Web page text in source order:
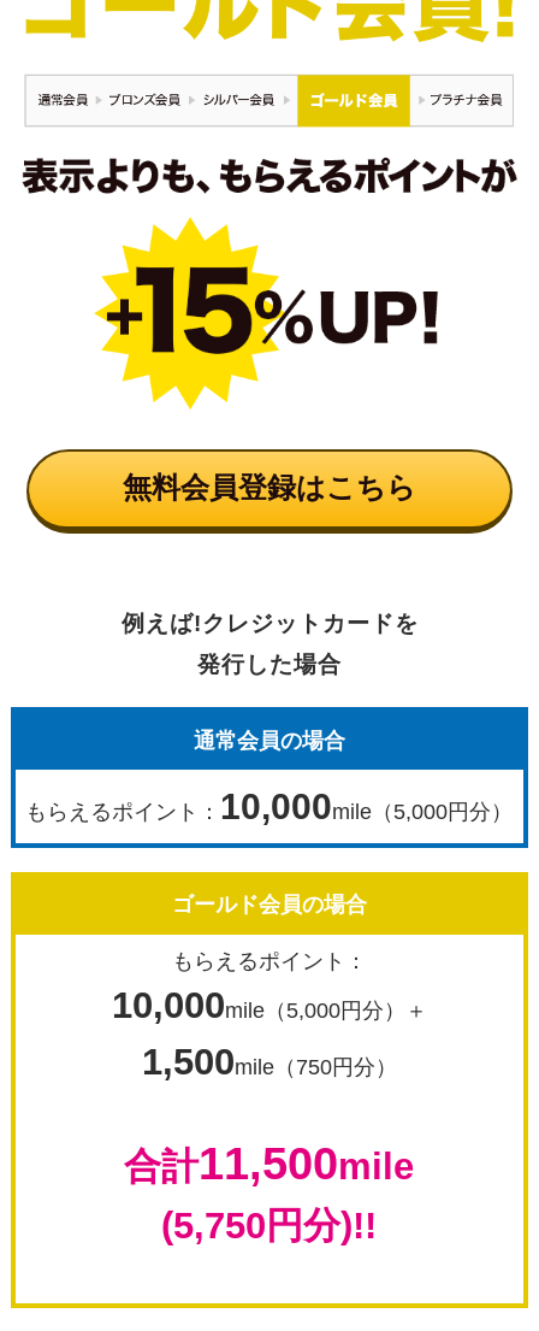
無料会員登録はこちら
例えば!クレジットカードを
発行した場合
通常会員の場合
もらえるポイント： 10,000mile（5,000円分）
ゴールド会員の場合
もらえるポイント：
10,000mile（5,000円分）＋
1,500mile（750円分）
合計11,500mile
(5,750円分)!!